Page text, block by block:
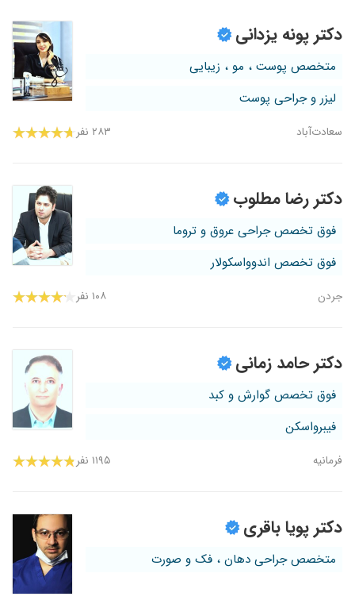
دکتر پونه یزدانی
متخصص پوست ، مو ، زیبایی
لیزر و جراحی پوست
سعادت‌آباد ۲۸۳ نفر
دکتر رضا مطلوب
فوق تخصص جراحی عروق و تروما
فوق تخصص اندوواسکولار
جردن ۱۰۸ نفر
دکتر حامد زمانی
فوق تخصص گوارش و کبد
فیبرواسکن
فرمانیه ۱۱۹۵ نفر
دکتر پویا باقری
متخصص جراحی دهان ، فک و صورت